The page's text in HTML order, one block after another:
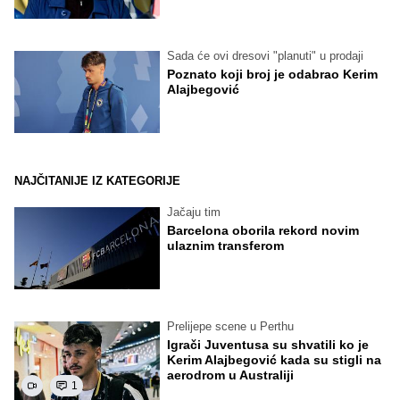
Sada će ovi dresovi "planuti" u prodaji
Poznato koji broj je odabrao Kerim
Alajbegović
NAJČITANIJE IZ KATEGORIJE
Jačaju tim
Barcelona oborila rekord novim
ulaznim transferom
1
Prelijepe scene u Perthu
Igrači Juventusa su shvatili ko je
Kerim Alajbegović kada su stigli na
aerodrom u Australiji